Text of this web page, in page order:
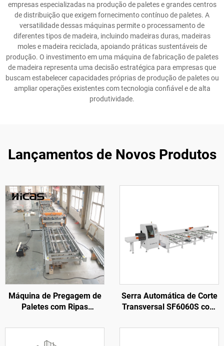
empresas especializadas na produção de paletes e grandes centros
de distribuição que exigem fornecimento contínuo de paletes. A
versatilidade dessas máquinas permite o processamento de
diferentes tipos de madeira, incluindo madeiras duras, madeiras
moles e madeira reciclada, apoiando práticas sustentáveis de
produção. O investimento em uma máquina de fabricação de paletes
de madeira representa uma decisão estratégica para empresas que
buscam estabelecer capacidades próprias de produção de paletes ou
ampliar operações existentes com tecnologia confiável e de alta
produtividade.
Lançamentos de Novos Produtos
Máquina de Pregagem de
Paletes com Ripas
produzir paletes até 3.800
mm com estação rotativa
Serra Automática de Corte
Transversal SF6060S com